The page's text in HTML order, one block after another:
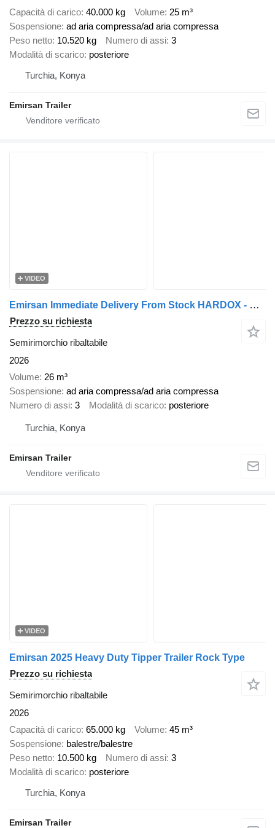
Capacità di carico 40.000 kg Volume 25 m³
Sospensione ad aria compressa/ad aria compressa
Peso netto 10.520 kg Numero di assi 3
Modalità di scarico posteriore
Turchia, Konya
Emirsan Trailer
VIDEO
Emirsan Immediate Delivery From Stock HARDOX - SAF DISC - POOL DESIGN
Prezzo su richiesta
Semirimorchio ribaltabile
2026
Volume 26 m³
Sospensione ad aria compressa/ad aria compressa
Numero di assi 3 Modalità di scarico posteriore
Turchia, Konya
Emirsan Trailer
VIDEO
Emirsan 2025 Heavy Duty Tipper Trailer Rock Type
Prezzo su richiesta
Semirimorchio ribaltabile
2026
Capacità di carico 65.000 kg Volume 45 m³
Sospensione balestre/balestre
Peso netto 10.500 kg Numero di assi 3
Modalità di scarico posteriore
Turchia, Konya
Emirsan Trailer